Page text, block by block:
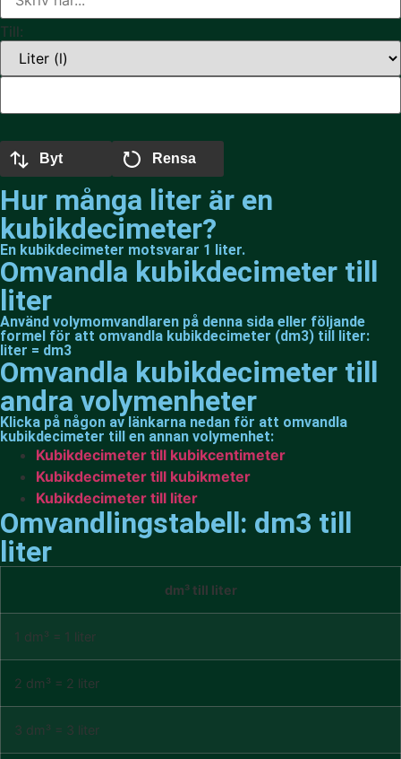
Till:
Byt Rensa
Hur många liter är en
kubikdecimeter?
En kubikdecimeter motsvarar 1 liter.
Omvandla kubikdecimeter till
liter
Använd volymomvandlaren på denna sida eller följande
formel för att omvandla kubikdecimeter (dm3) till liter:
liter = dm3
Omvandla kubikdecimeter till
andra volymenheter
Klicka på någon av länkarna nedan för att omvandla
kubikdecimeter till en annan volymenhet:
Kubikdecimeter till kubikcentimeter
Kubikdecimeter till kubikmeter
Kubikdecimeter till liter
Omvandlingstabell: dm3 till
liter
dm³ till liter
1 dm³ = 1 liter
2 dm³ = 2 liter
3 dm³ = 3 liter